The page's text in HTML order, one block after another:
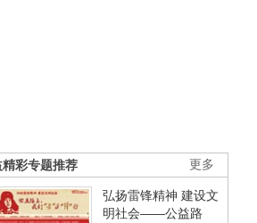
更多
精彩专题推荐
弘扬雷锋精神 建设文
明社会——公益路